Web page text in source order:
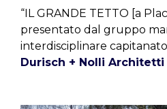
“IL GRANDE TETTO [a
presentato dal gruppo
interdisciplinare
Durisch + Nolli Architetti